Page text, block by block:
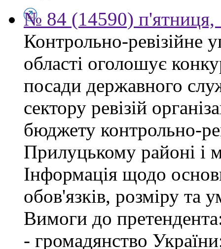
№ 84 (14590) п'ятниця,
Контрольно-ревізійне
області оголошує
посади державного
сектору ревізій
бюджету контрольно-
Прилуцькому районі і
Інформація щодо
обов'язків, розміру та
Вимоги до
- громадянство